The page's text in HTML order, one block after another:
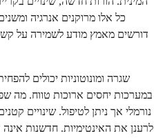
כל אלו מרוקנים אנרגיה
דורשים מאמץ מודע לשמירה על
שגרה ומונוטוניות יכולים
במערכות יחסים ארוכות טווח. מה
נורמלי אך ניתן לטיפול. שינויים
לרענן את האינטימיות. חדשנות